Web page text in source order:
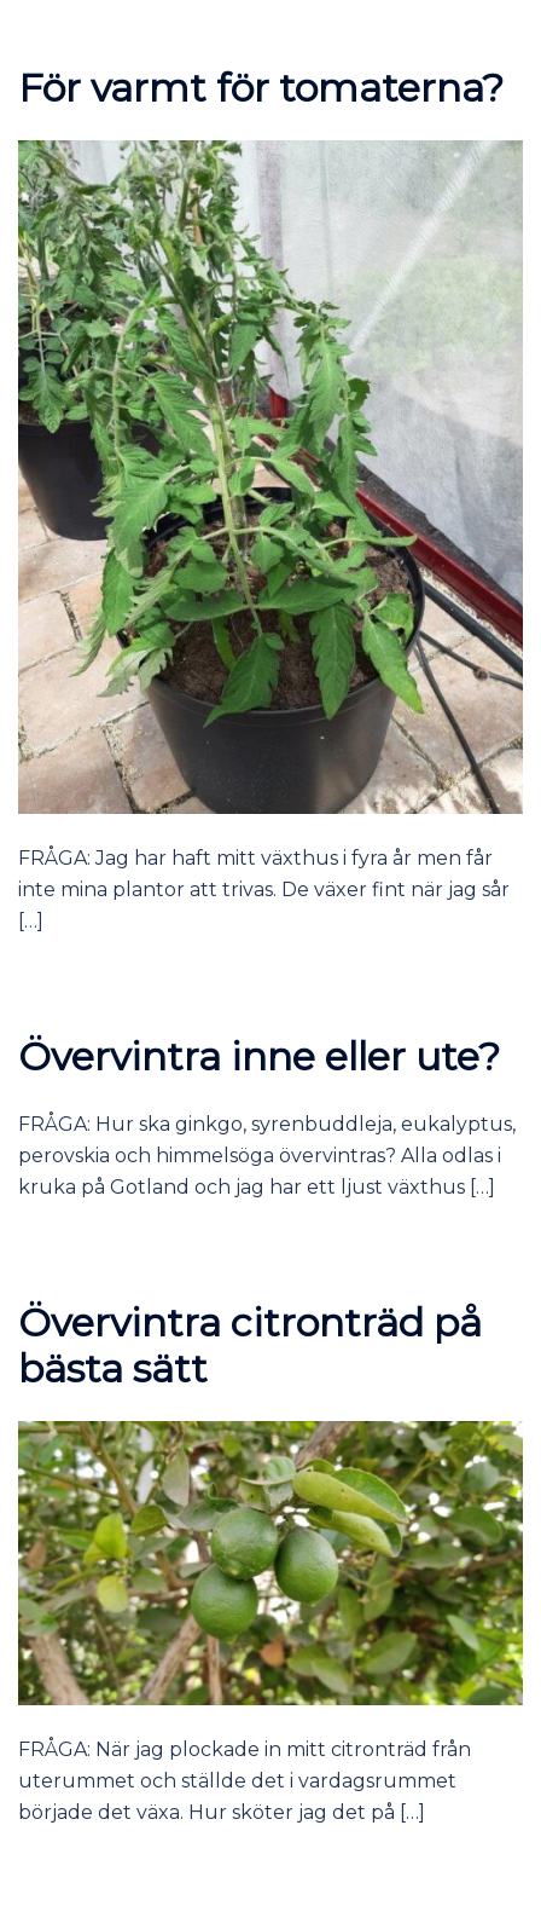
För varmt för tomaterna?
FRÅGA: Jag har haft mitt växthus i fyra år men får
inte mina plantor att trivas. De växer fint när jag sår
[…]
Övervintra inne eller ute?
FRÅGA: Hur ska ginkgo, syrenbuddleja, eukalyptus,
perovskia och himmelsöga övervintras? Alla odlas i
kruka på Gotland och jag har ett ljust växthus […]
Övervintra citronträd på
bästa sätt
FRÅGA: När jag plockade in mitt citronträd från
uterummet och ställde det i vardagsrummet
började det växa. Hur sköter jag det på […]